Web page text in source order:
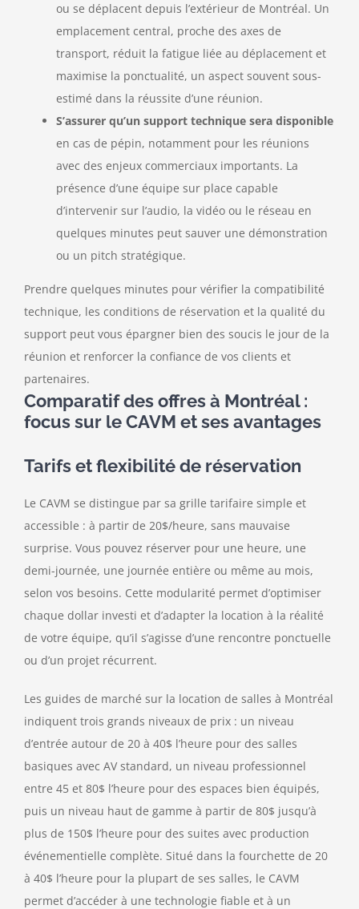
ou se déplacent depuis l’extérieur de Montréal. Un
emplacement central, proche des axes de
transport, réduit la fatigue liée au déplacement et
maximise la ponctualité, un aspect souvent sous-
estimé dans la réussite d’une réunion.
S’assurer qu’un support technique sera disponible
en cas de pépin, notamment pour les réunions
avec des enjeux commerciaux importants. La
présence d’une équipe sur place capable
d’intervenir sur l’audio, la vidéo ou le réseau en
quelques minutes peut sauver une démonstration
ou un pitch stratégique.
Prendre quelques minutes pour vérifier la compatibilité
technique, les conditions de réservation et la qualité du
support peut vous épargner bien des soucis le jour de la
réunion et renforcer la confiance de vos clients et
partenaires.
Comparatif des offres à Montréal :
focus sur le CAVM et ses avantages
Tarifs et flexibilité de réservation
Le CAVM se distingue par sa grille tarifaire simple et
accessible : à partir de 20$/heure, sans mauvaise
surprise. Vous pouvez réserver pour une heure, une
demi-journée, une journée entière ou même au mois,
selon vos besoins. Cette modularité permet d’optimiser
chaque dollar investi et d’adapter la location à la réalité
de votre équipe, qu’il s’agisse d’une rencontre ponctuelle
ou d’un projet récurrent.
Les guides de marché sur la location de salles à Montréal
indiquent trois grands niveaux de prix : un niveau
d’entrée autour de 20 à 40$ l’heure pour des salles
basiques avec AV standard, un niveau professionnel
entre 45 et 80$ l’heure pour des espaces bien équipés,
puis un niveau haut de gamme à partir de 80$ jusqu’à
plus de 150$ l’heure pour des suites avec production
événementielle complète. Situé dans la fourchette de 20
à 40$ l’heure pour la plupart de ses salles, le CAVM
permet d’accéder à une technologie fiable et à un